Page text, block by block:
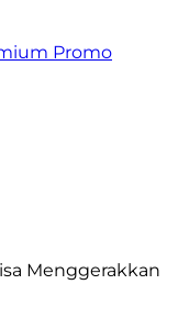
Promo
Menggerakkan